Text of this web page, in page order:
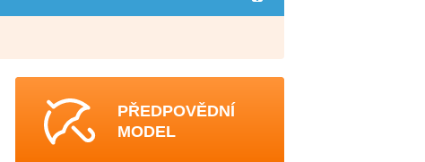
PŘEDPOVĚDNÍ
MODEL